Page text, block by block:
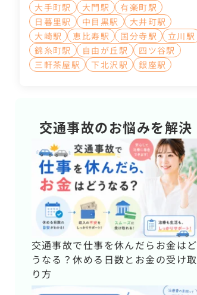
大手町駅
大門駅
有楽町駅
日暮里駅
中目黒駅
大井町駅
大崎駅
恵比寿駅 国分寺駅
立川駅
錦糸町駅
自由が丘駅
四ツ谷駅
三軒茶屋駅
下北沢駅 銀座駅
交通事故のお悩みを解決
交通事故で仕事を休んだらお金はど
うなる？休める日数とお金の受け取
り方